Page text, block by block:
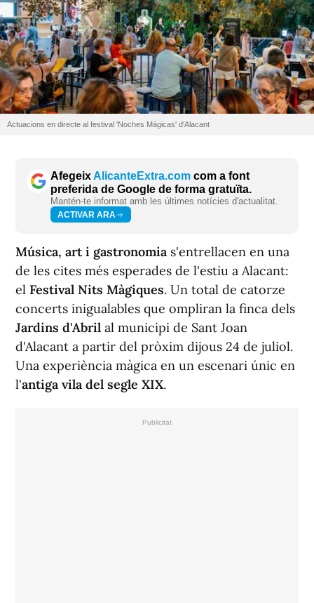
Actuacions en directe al festival 'Noches Mágicas' d'Alacant
AfegeixAlicanteExtra.com com a font
preferida de Google de forma gratuïta.
Mantén-te informat amb les últimes notícies d'actualitat.
ACTIVAR ARA
Música, art i gastronomia s'entrellacen en una
de les cites més esperades de l'estiu a Alacant:
el Festival Nits Màgiques. Un total de catorze
concerts inigualables que ompliran la finca dels
Jardins d'Abril al municipi de Sant Joan
d'Alacant a partir del pròxim dijous 24 de juliol.
Una experiència màgica en un escenari únic en
l'antiga vila del segle XIX.